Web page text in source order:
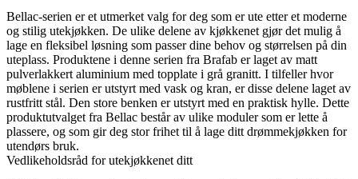
Bellac-serien er et utmerket valg for deg som er ute etter et moderne
og stilig utekjøkken. De ulike delene av kjøkkenet gjør det mulig å
lage en fleksibel løsning som passer dine behov og størrelsen på din
uteplass. Produktene i denne serien fra Brafab er laget av matt
pulverlakkert aluminium med topplate i grå granitt. I tilfeller hvor
møblene i serien er utstyrt med vask og kran, er disse delene laget av
rustfritt stål. Den store benken er utstyrt med en praktisk hylle. Dette
produktutvalget fra Bellac består av ulike moduler som er lette å
plassere, og som gir deg stor frihet til å lage ditt drømmekjøkken for
utendørs bruk.
Vedlikeholdsråd for utekjøkkenet ditt